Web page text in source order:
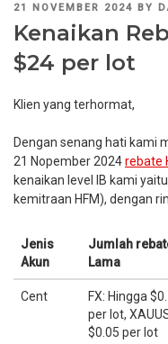
POSTED
21 NOVEMBER 2024 BY
Kenaikan
$24 per lot
Klien yang terhormat,
Dengan senang hati kami
21 Nopember 2024rebate
kenaikan level IB kami
kemitraan HFM), dengan
Jenis
Akun
Jumlah
Lama
Cent
FX: Hingga
per lot,
$0.05 per lot